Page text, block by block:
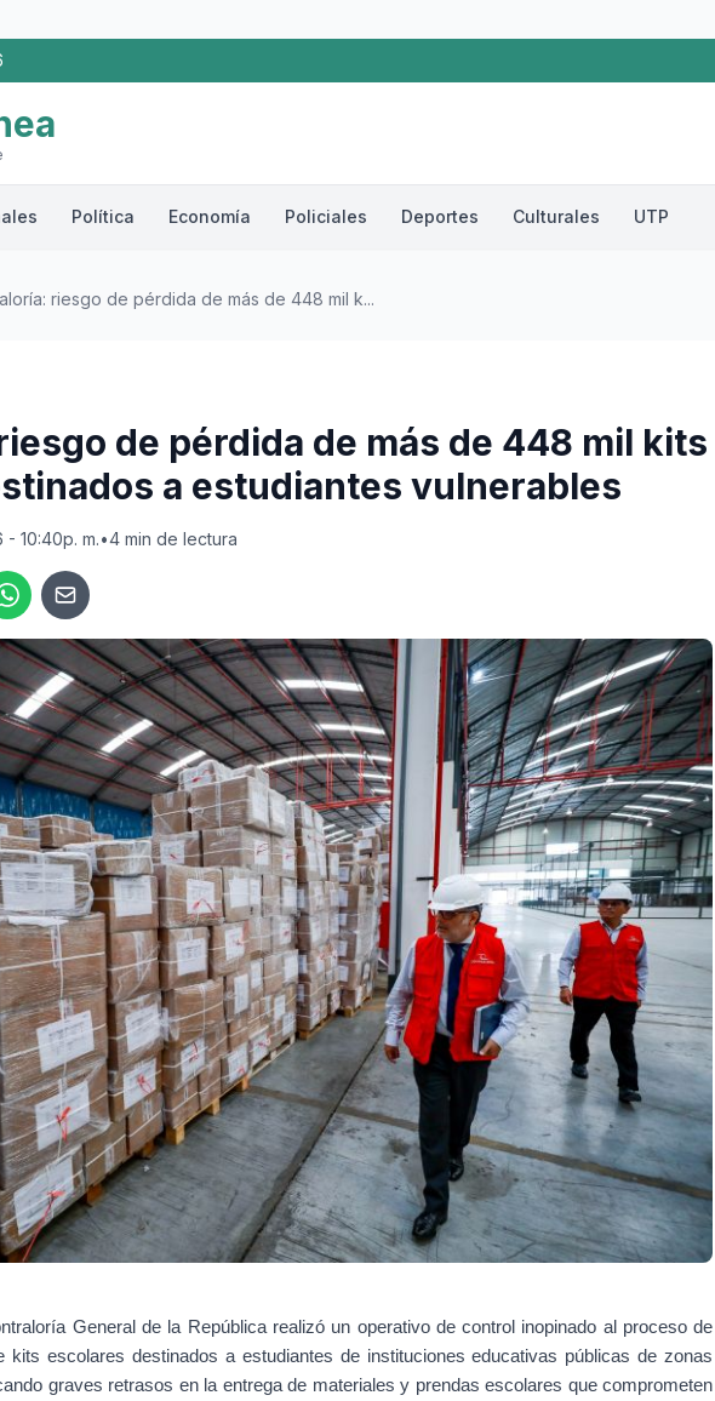
Política Economía Policiales Deportes Culturales UTP
riesgo de pérdida de más de 448 mil k...
de pérdida de más de 448 mil kits
a estudiantes vulnerables
10:40p. m.•4 min de lectura
General de la República realizó un operativo de control inopinado al proceso de
kits escolares destinados a estudiantes de instituciones educativas públicas de zonas
graves retrasos en la entrega de materiales y prendas escolares que comprometen